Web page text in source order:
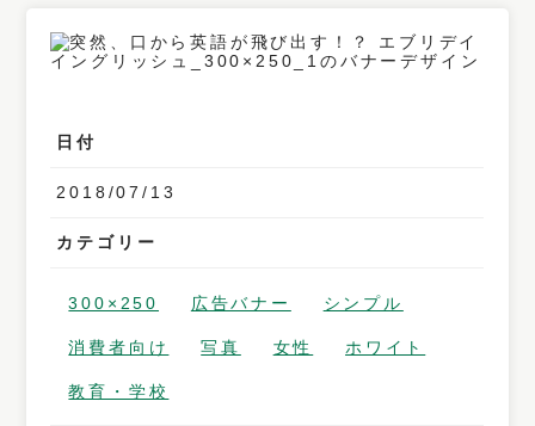
業種
日付
2018/07/13
カテゴリー
300×250 広告バナー シンプル
消費者向け 写真 女性 ホワイト
教育・学校